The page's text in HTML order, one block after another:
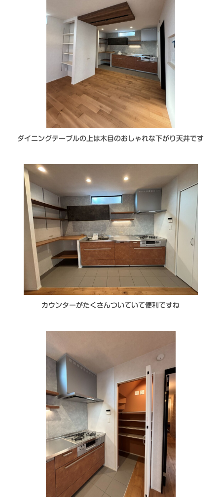
ダイニングテーブルの上は木目のおしゃれな下がり天井です
カウンターがたくさんついていて便利ですね